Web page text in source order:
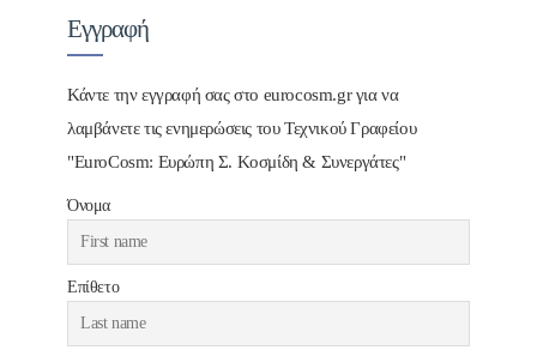
Εγγραφή
Κάντε την εγγραφή σας στο eurocosm.gr για να
λαμβάνετε τις ενημερώσεις του Τεχνικού Γραφείου
"EuroCosm: Ευρώπη Σ. Κοσμίδη & Συνεργάτες"
Όνομα
Επίθετο